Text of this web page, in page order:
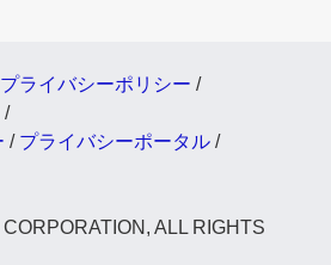
ライバシーポリシー /
/
/ プライバシーポータル /
ALL RIGHTS